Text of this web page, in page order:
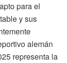
para el
y sus
alemán
representa la